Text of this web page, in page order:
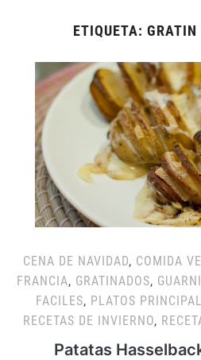
ETIQUETA: GRATIN
CENA DE NAVIDAD, COMIDA
FRANCIA, GRATINADOS,
FACILES, PLATOS
RECETAS DE INVIERNO,
Patatas